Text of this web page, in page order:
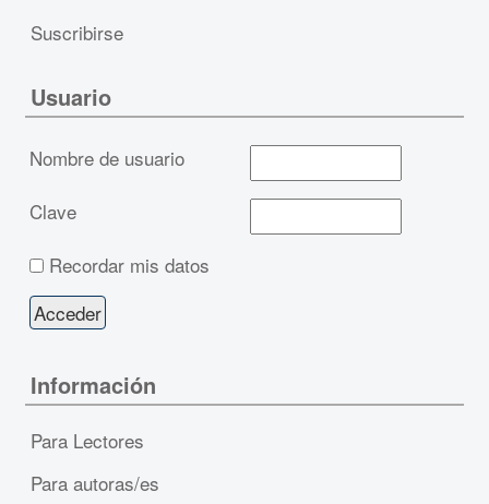
Suscribirse
Usuario
Nombre de usuario
Clave
Recordar mis datos
Información
Para Lectores
Para autoras/es